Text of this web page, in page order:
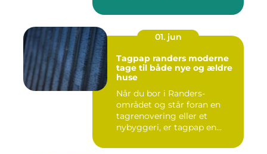
01. jun
Tagpap randers moderne
tage til både nye og ældre
huse
Når du bor i Randers-
området og står foran en
tagrenovering eller et
nybyggeri, er tagpap en